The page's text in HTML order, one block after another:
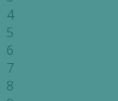
4
5
6
7
8